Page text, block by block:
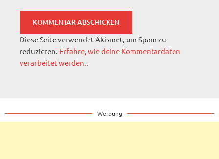
Diese Seite verwendet Akismet, um Spam zu
reduzieren. Erfahre, wie deine Kommentardaten
verarbeitet werden..
Werbung